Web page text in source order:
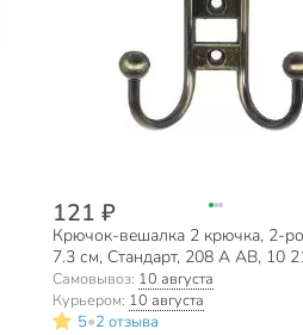
121 ₽
Крючок-вешалка 2 крючка, 2-
7.3 см, Стандарт, 208 A AB, 10
бронза
Самовывоз: 10 августа
Курьером: 10 августа
5•2 отзыва